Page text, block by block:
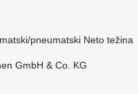
pneumatski Neto težina
GmbH & Co. KG